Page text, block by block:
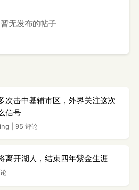
暂无发布的帖子
次击中基辅市区，外界关注这次
信号
95 评论
离开湖人，结束四年紫金生涯